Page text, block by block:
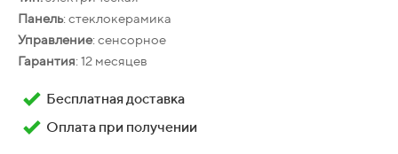
Панель: стеклокерамика
Управление: сенсорное
Гарантия: 12 месяцев
Бесплатная доставка
Оплата при получении
ШхГхВ:
Фасад:
стеклянный